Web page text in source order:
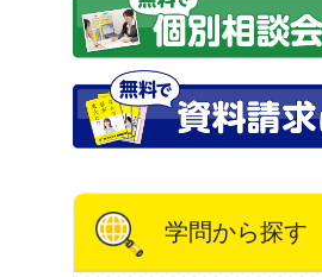
学問から探す